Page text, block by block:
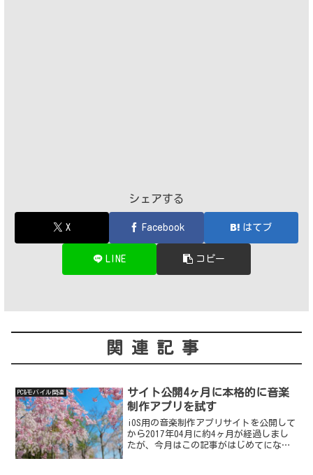
シェアする
X Facebook はてブ
LINE コピー
関連記事
PC&モバイル関連
サイト公開4ヶ月に本格的に音楽
制作アプリを試す
iOS用の音楽制作アプリサイトを公開して
から2017年04月に約4ヶ月が経過しまし
たが、今月はこの記事がはじめてになり